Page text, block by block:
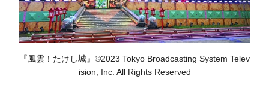
『風雲！たけし城』©︎2023 Tokyo Broadcasting System Telev
ision, Inc. All Rights Reserved